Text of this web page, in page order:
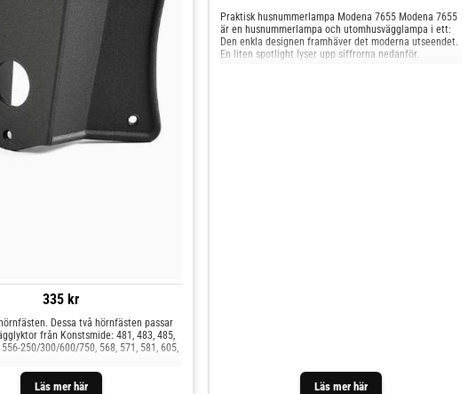
335 kr
Läs mer här
Dessa två hörnfästen passar
från Konstsmide: 481, 483, 485,
556-250/300/600/750, 568, 571, 581, 605,
Läs mer här
Praktisk husnummerlampa Modena 7655 Modena 7655
är en husnummerlampa och utomhusvägglampa i ett:
Den enkla designen framhäver det moderna utseendet.
En liten spotlight lyser upp siffrorna nedanför.